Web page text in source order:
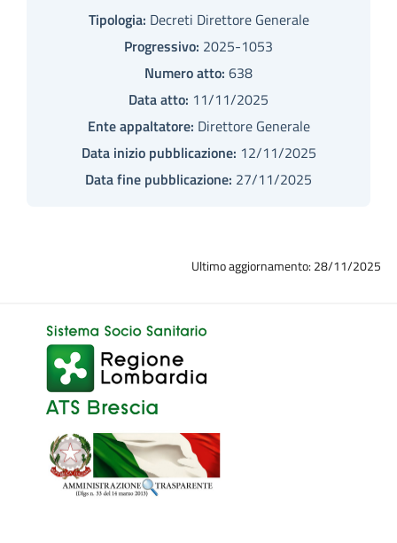
Tipologia: Decreti Direttore Generale
Progressivo: 2025-1053
Numero atto: 638
Data atto: 11/11/2025
Ente appaltatore: Direttore Generale
Data inizio pubblicazione: 12/11/2025
Data fine pubblicazione: 27/11/2025
Ultimo aggiornamento: 28/11/2025